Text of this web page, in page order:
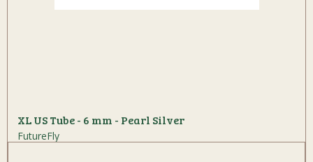
XL US Tube - 6 mm - Pearl Silver
FutureFly